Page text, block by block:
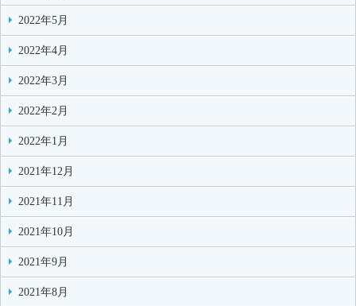
2022年5月
2022年4月
2022年3月
2022年2月
2022年1月
2021年12月
2021年11月
2021年10月
2021年9月
2021年8月